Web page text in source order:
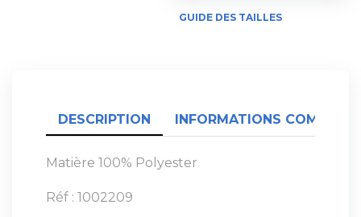
GUIDE DES TAILLES
DESCRIPTION INFORMATIONS
Matière 100% Polyester
Réf : 1002209